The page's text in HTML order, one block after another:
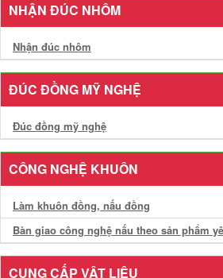
NHẬN ĐÚC NHÔM
Nhận đúc nhôm
ĐÚC ĐỒNG MỸ NGHỆ
Đúc đồng mỹ nghệ
CÔNG NGHỆ KHUÔN
Làm khuôn đồng, nấu đồng
Bàn giao công nghệ nấu theo sản phẩm
CUNG CẤP VẬT LIỆU